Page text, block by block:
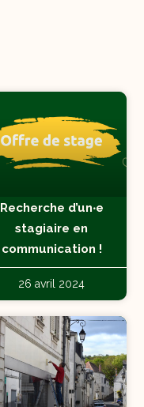
Recherche d’un‧e
stagiaire en
communication !
26 avril 2024